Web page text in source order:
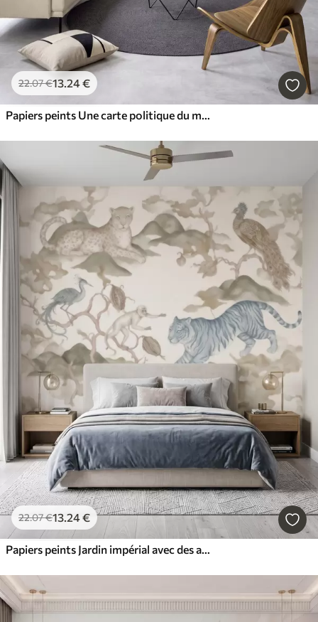
22.07€13.24€
Papiers peints Une carte politique du monde de couleur marron, avec des drapeaux en français
22.07€13.24€
Papiers peints Jardin impérial avec des animaux de style oriental : singe, léopard, tigre, paon et héron